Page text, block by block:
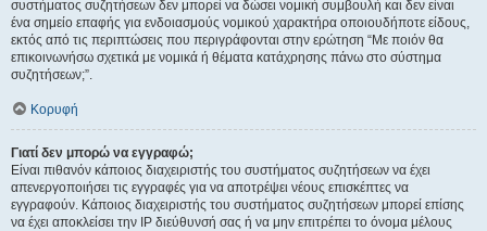
συστήματος συζητήσεων δεν μπορεί να δώσει νομική συμβουλή και δεν είναι
ένα σημείο επαφής για ενδοιασμούς νομικού χαρακτήρα οποιουδήποτε είδους,
εκτός από τις περιπτώσεις που περιγράφονται στην ερώτηση “Με ποιόν θα
επικοινωνήσω σχετικά με νομικά ή θέματα κατάχρησης πάνω στο σύστημα
συζητήσεων;”.
Κορυφή
Γιατί δεν μπορώ να εγγραφώ;
Είναι πιθανόν κάποιος διαχειριστής του συστήματος συζητήσεων να έχει
απενεργοποιήσει τις εγγραφές για να αποτρέψει νέους επισκέπτες να
εγγραφούν. Κάποιος διαχειριστής του συστήματος συζητήσεων μπορεί επίσης
να έχει αποκλείσει την IP διεύθυνσή σας ή να μην επιτρέπει το όνομα μέλους